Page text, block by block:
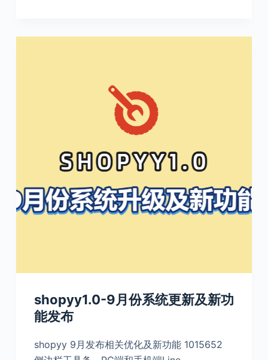
shopyy1.0-9月份系统更新及新功
能发布
shopyy 9月发布相关优化及新功能 1015652